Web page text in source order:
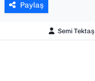
Paylaş
Semi Tektaş